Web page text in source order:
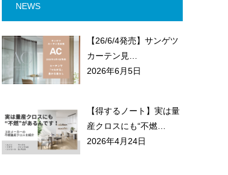
NEWS
【26/6/4発売】サンゲツ
カーテン見…
2026年6月5日
【得するノート】実は量
産クロスにも“不燃…
2026年4月24日